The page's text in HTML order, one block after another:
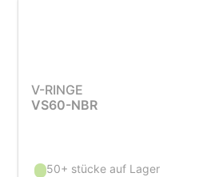
V-RINGE
VS60-NBR
50+ stücke auf Lager